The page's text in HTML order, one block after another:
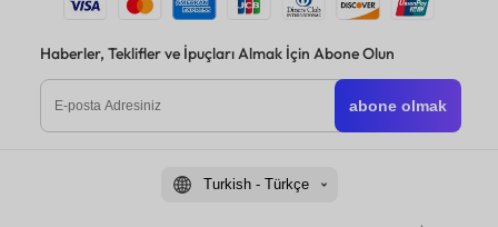
Haberler, Teklifler ve İpuçları Almak İçin Abone Olun
abone olmak
Turkish - Türkçe